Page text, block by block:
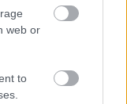
web or
to
lehetőségei